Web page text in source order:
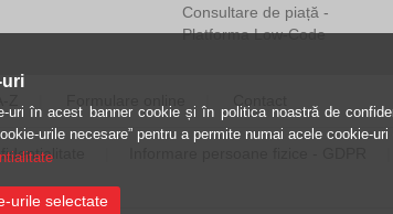
uri
uri în acest banner cookie și în politica noastră de
urile necesare” pentru a permite numai acele cookie-
urile selectate
Consultare de piață -
Platforma Low-Code